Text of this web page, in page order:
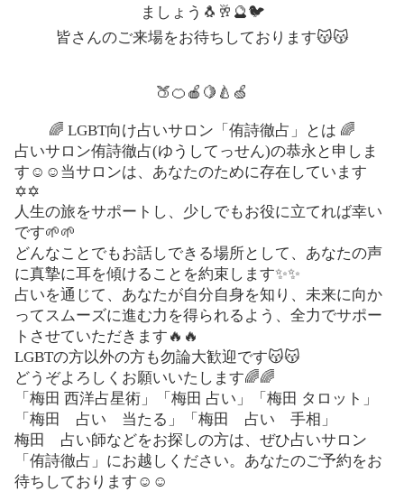
ましょう🐧🥂🔮🐦
皆さんのご来場をお待ちしております😽😽
🍑🍊🍎🍋🍐🍏
🌈 LGBT向け占いサロン「侑詩徹占」とは 🌈
占いサロン侑詩徹占(ゆうしてっせん)の恭永と申しま
す☺️☺️当サロンは、あなたのために存在しています
✡️✡️
人生の旅をサポートし、少しでもお役に立てれば幸い
です🌱🌱
どんなことでもお話しできる場所として、あなたの声
に真摯に耳を傾けることを約束します✨✨
占いを通じて、あなたが自分自身を知り、未来に向か
ってスムーズに進む力を得られるよう、全力でサポー
トさせていただきます🔥🔥
LGBTの方以外の方も勿論大歓迎です😽😽
どうぞよろしくお願いいたします🌈🌈
「梅田 西洋占星術」「梅田 占い」「梅田 タロット」
「梅田 占い 当たる」「梅田 占い 手相」
梅田 占い師などをお探しの方は、ぜひ占いサロン
「侑詩徹占」にお越しください。あなたのご予約をお
待ちしております☺️☺️